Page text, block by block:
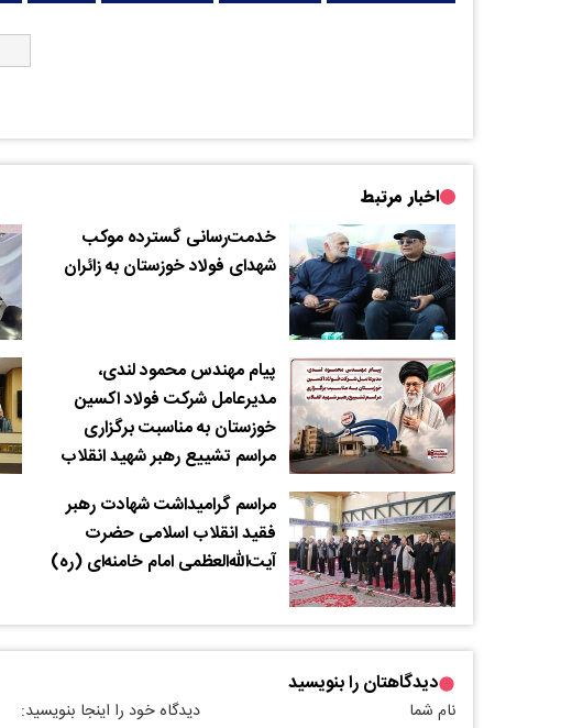
اخبار مرتبط
خدمت‌رسانی گسترده موکب
شهدای فولاد خوزستان به زائران
پیام مهندس محمود لندی،
مدیرعامل شرکت فولاد اکسین
خوزستان به مناسبت برگزاری
مراسم تشییع رهبر شهید انقلاب
مراسم گرامیداشت شهادت رهبر
فقید انقلاب اسلامی حضرت
آیت‌الله‌العظمی امام خامنه‌ای (ره)
دیدگاهتان را بنویسید
نام شما دیدگاه خود را اینجا بنویسید: